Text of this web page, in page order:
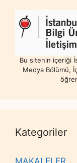
Bu sitenin içeriği
Medya Bölümü,
Kategoriler
MAKALELER